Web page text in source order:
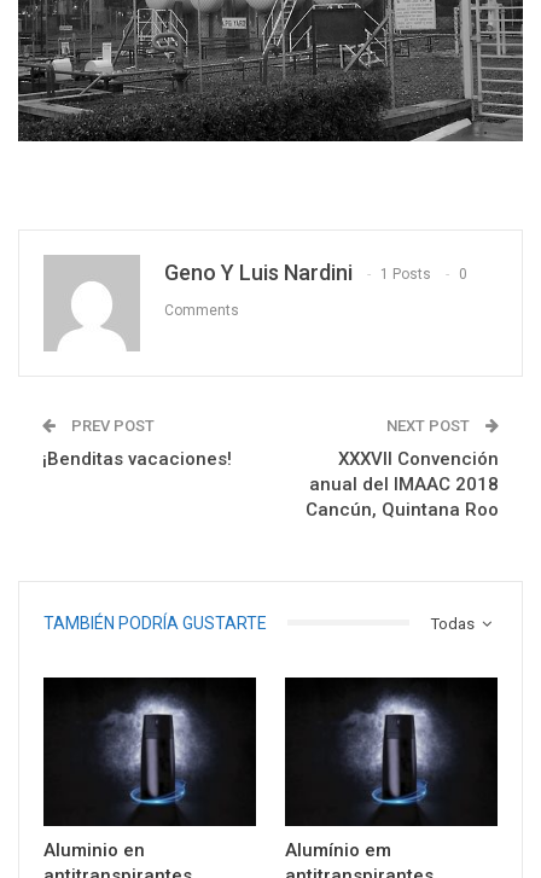
Geno Y Luis Nardini 1 Posts 0
Comments
PREV POST
¡Benditas vacaciones!
NEXT POST
XXXVII Convención
anual del IMAAC 2018
Cancún, Quintana Roo
Todas
TAMBIÉN PODRÍA GUSTARTE
Aluminio en
Alumínio em